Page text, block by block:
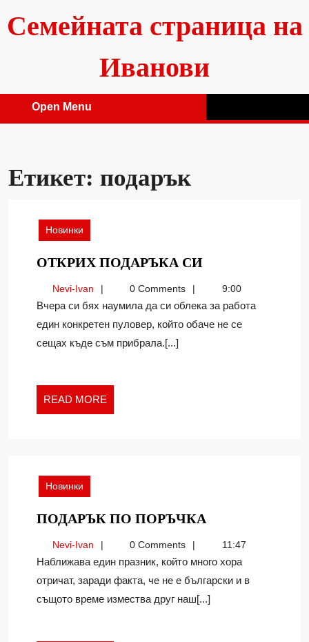
content
Семейната страница на
Иванови
Open Menu
Етикет: подарък
Новинки
ОТКРИХ ПОДАРЪКА СИОТКРИХ
Nevi-IvanNevi-
Ivan
0 Comments 9:00
Вчера си бях наумила да си облека за работа
един конкретен пуловер, който обаче не се
сещах къде съм прибрала.[...]
READ MORE
MORE
Новинки
ПОДАРЪК ПО ПОРЪЧКА
ПОРЪЧКА
Nevi-IvanNevi-
Ivan
0 Comments 11:47
Наближава един празник, който много хора
отричат, заради факта, че не е български и в
същото време измества друг наш[...]